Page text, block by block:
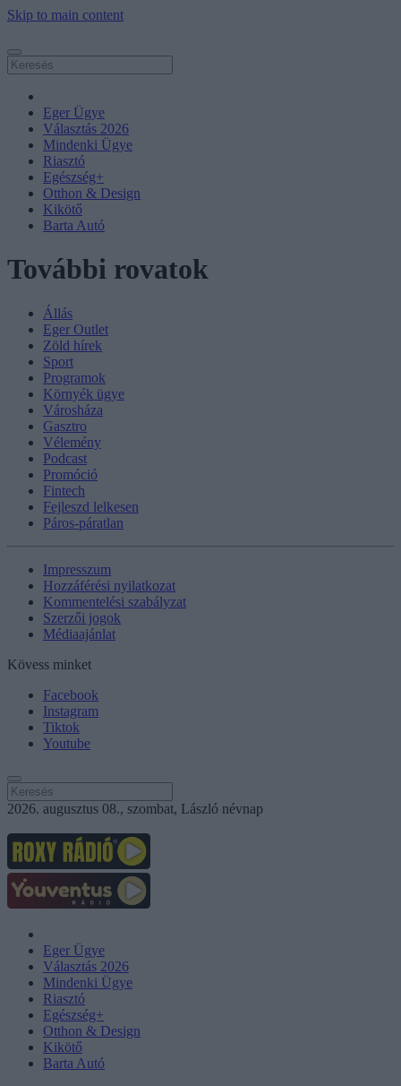
Skip to main content
Eger Ügye
Választás 2026
Mindenki Ügye
Riasztó
Egészség+
Otthon & Design
Kikötő
Barta Autó
További rovatok
Állás
Eger Outlet
Zöld hírek
Sport
Programok
Környék ügye
Városháza
Gasztro
Vélemény
Podcast
Promóció
Fintech
Fejleszd lelkesen
Páros-páratlan
Impresszum
Hozzáférési nyilatkozat
Kommentelési szabályzat
Szerzői jogok
Médiaajánlat
Kövess minket
Facebook
Instagram
Tiktok
Youtube
2026. augusztus 08., szombat, László névnap
Eger Ügye
Választás 2026
Mindenki Ügye
Riasztó
Egészség+
Otthon & Design
Kikötő
Barta Autó